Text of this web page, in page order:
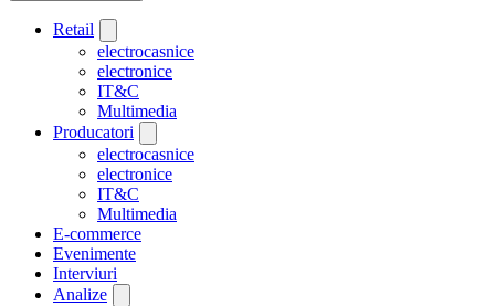
Retail
electrocasnice
electronice
IT&C
Multimedia
Producatori
electrocasnice
electronice
IT&C
Multimedia
E-commerce
Evenimente
Interviuri
Analize